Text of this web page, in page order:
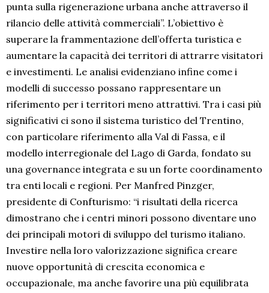
punta sulla rigenerazione urbana anche attraverso il
rilancio delle attività commerciali”. L’obiettivo è
superare la frammentazione dell’offerta turistica e
aumentare la capacità dei territori di attrarre visitatori
e investimenti. Le analisi evidenziano infine come i
modelli di successo possano rappresentare un
riferimento per i territori meno attrattivi. Tra i casi più
significativi ci sono il sistema turistico del Trentino,
con particolare riferimento alla Val di Fassa, e il
modello interregionale del Lago di Garda, fondato su
una governance integrata e su un forte coordinamento
tra enti locali e regioni. Per Manfred Pinzger,
presidente di Confturismo: “i risultati della ricerca
dimostrano che i centri minori possono diventare uno
dei principali motori di sviluppo del turismo italiano.
Investire nella loro valorizzazione significa creare
nuove opportunità di crescita economica e
occupazionale, ma anche favorire una più equilibrata